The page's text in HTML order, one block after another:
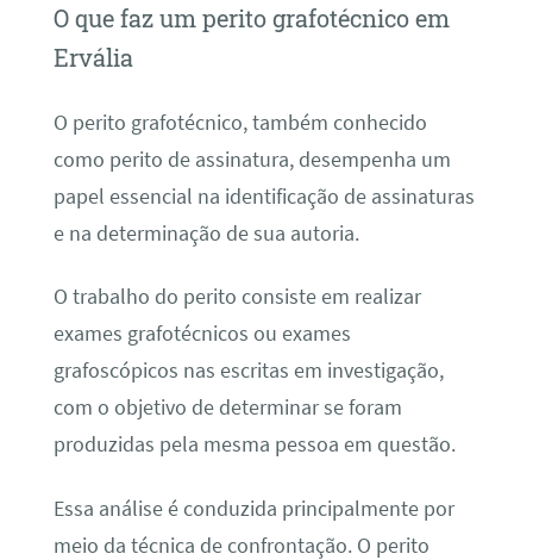
O que faz um perito grafotécnico em
Ervália
O perito grafotécnico, também conhecido
como perito de assinatura, desempenha um
papel essencial na identificação de assinaturas
e na determinação de sua autoria.
O trabalho do perito consiste em realizar
exames grafotécnicos ou exames
grafoscópicos nas escritas em investigação,
com o objetivo de determinar se foram
produzidas pela mesma pessoa em questão.
Essa análise é conduzida principalmente por
meio da técnica de confrontação. O perito